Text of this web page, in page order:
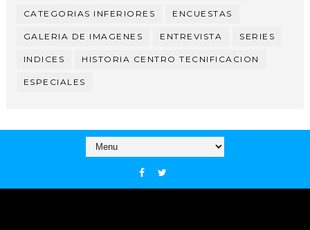
CATEGORIAS INFERIORES ENCUESTAS
GALERIA DE IMAGENES ENTREVISTA SERIES
INDICES HISTORIA CENTRO TECNIFICACION
ESPECIALES